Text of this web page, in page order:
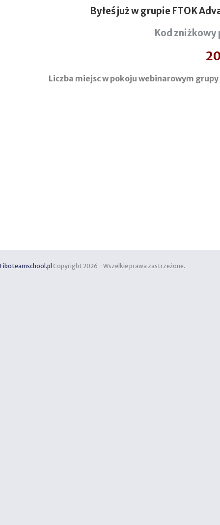
Byłeś już w grupie FTOK
Kod
Liczba miejsc w pokoju webinarowym
Fiboteamschool.pl Copyright 2026 - Wszelkie prawa zastrzeżone.